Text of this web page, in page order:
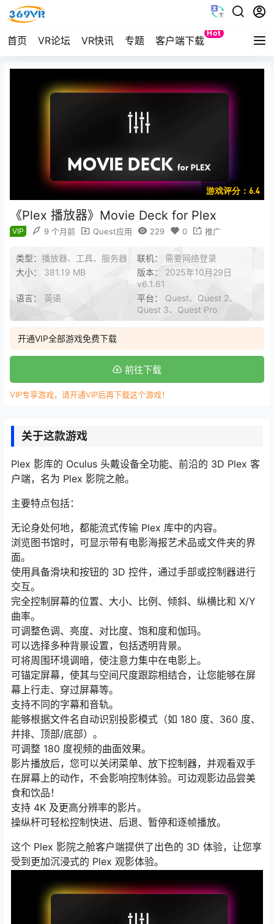
首页 VR论坛 VR快讯 专题 客户端下载
Hot
Quest
游戏评分：6.4
《Plex 播放器》Movie Deck for Plex
VIP 9 个月前 Quest应用 229 0 推广
类型： 播放器、工具、服务器 联机： 需要网络登录
大小： 381.19 MB 版本： 2025年10月29日
v6.1.61
语言： 英语 平台： Quest、Quest 2、
Quest 3、Quest Pro
开通VIP全部游戏免费下载
前往下载
VIP专享游戏，请开通VIP后再下载这个游戏！
关于这款游戏
Plex 影库的 Oculus 头戴设备全功能、前沿的 3D Plex 客
户端，名为 Plex 影院之舱。
主要特点包括：
无论身处何地，都能流式传输 Plex 库中的内容。
浏览图书馆时，可显示带有电影海报艺术品或文件夹的界
面。
使用具备滑块和按钮的 3D 控件，通过手部或控制器进行
交互。
完全控制屏幕的位置、大小、比例、倾斜、纵横比和 X/Y
曲率。
可调整色调、亮度、对比度、饱和度和伽玛。
可以选择多种背景设置，包括透明背景。
可将周围环境调暗，使注意力集中在电影上。
可锚定屏幕，使其与空间尺度跟踪相结合，让您能够在屏
幕上行走、穿过屏幕等。
支持不同的字幕和音轨。
能够根据文件名自动识别投影模式（如 180 度、360 度、
并排、顶部/底部）。
可调整 180 度视频的曲面效果。
影片播放后，您可以关闭菜单、放下控制器，并观看双手
在屏幕上的动作，不会影响控制体验。可边观影边品尝美
食和饮品！
支持 4K 及更高分辨率的影片。
操纵杆可轻松控制快进、后退、暂停和逐帧播放。
这个 Plex 影院之舱客户端提供了出色的 3D 体验，让您享
受到更加沉浸式的 Plex 观影体验。